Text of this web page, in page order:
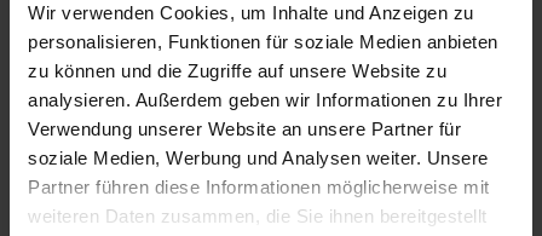
Wir verwenden Cookies, um Inhalte und Anzeigen zu
personalisieren, Funktionen für soziale Medien anbieten
zu können und die Zugriffe auf unsere Website zu
analysieren. Außerdem geben wir Informationen zu Ihrer
Verwendung unserer Website an unsere Partner für
soziale Medien, Werbung und Analysen weiter. Unsere
Partner führen diese Informationen möglicherweise mit
weiteren Daten zusammen, die Sie ihnen bereitgestellt
lose Ware Sackware
September
Januar
Mai
250 €
Die aktuelle Preisentwicklung für Holzpellets in Deutschland
können Sie jederzeit auf unsererPelletspreise-Seite
nachvollziehen.